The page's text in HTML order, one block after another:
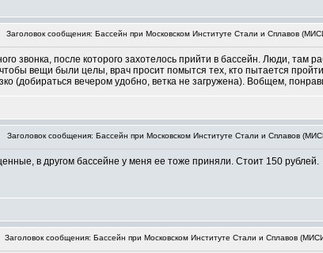
Заголовок сообщения: Бассейн при Московском Институте Стали и Сплавов
звонка, после которого захотелось прийти в бассейн. Люди,
вещи были целы, врач просит помытся тех, кто пытается
(добираться вечером удобно, ветка не загружена). Вобщем,
Заголовок сообщения: Бассейн при Московском Институте Стали и Сплавов
в другом бассейне у меня ее тоже приняли. Стоит 150 рублей.
Заголовок сообщения: Бассейн при Московском Институте Стали и Сплавов